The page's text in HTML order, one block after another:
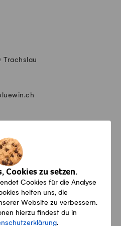
Cookies zu setzen.
Cookies für die Analyse
helfen uns, die
Website zu verbessern.
hierzu findest du in
.
Trachslau
& Kunden